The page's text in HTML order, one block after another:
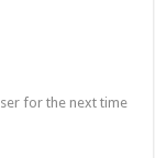
for the next time